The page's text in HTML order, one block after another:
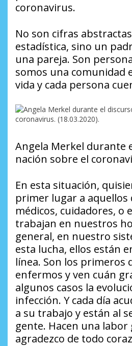
coronavirus.
No son cifras
estadística, sino un
una pareja. Son
somos una comunidad
vida y cada persona
Angela Merkel durante
nación sobre el
En esta situación,
primer lugar a aquellos
médicos, cuidadores, o
trabajan en nuestros
general, en nuestro
esta lucha, ellos están
línea. Son los primeros
enfermos y ven cuán
algunos casos la
infección. Y cada día
a su trabajo y están al
gente. Hacen una labor
agradezco de todo